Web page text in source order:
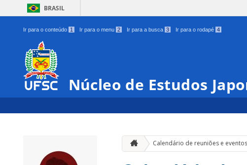
BRASIL
Ir para o conteúdo 1 Ir para o menu 2 Ir para a busca 3 Ir para o rodapé 4
Núcleo de Estudos
Calendário de reuniões e eventos